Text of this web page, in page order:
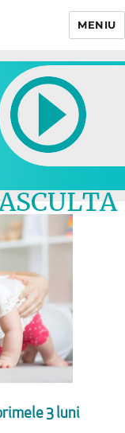
MENIU
LIVE
3 luni